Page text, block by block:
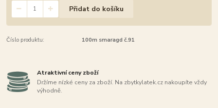
Přidat do košíku
Číslo produktu: 100m smaragd č.91
Atraktivní ceny zboží
Držíme nízké ceny za zboží. Na zbytkylatek.cz nakoupíte vždy
výhodně.